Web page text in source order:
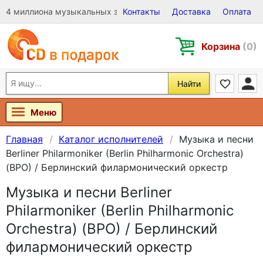
4 миллиона музыкальных записей на Виниле, CD и DVD
Контакты Доставка Оплата
Корзина (0)
Найти
Меню
Главная Каталог исполнителей
Музыка и песни
Berliner Philarmoniker (Berlin Philharmonic Orchestra)
(BPO) / Берлинский филармонический оркестр
Музыка и песни Berliner
Philarmoniker (Berlin Philharmonic
Orchestra) (BPO) / Берлинский
филармонический оркестр